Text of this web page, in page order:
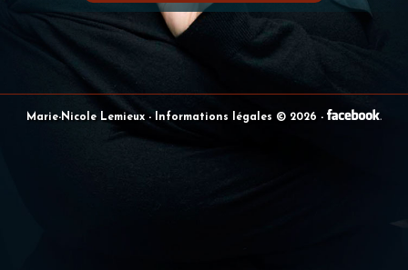
Marie-Nicole Lemieux - Informations légales © 2026 -